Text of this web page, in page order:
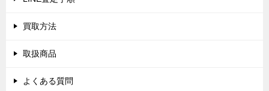
買取方法
取扱商品
よくある質問